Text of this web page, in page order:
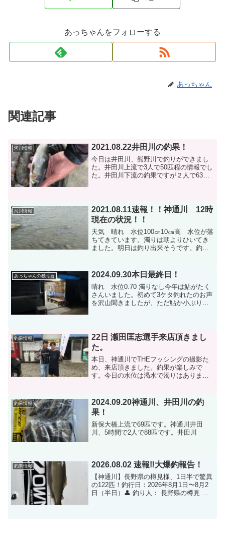
あっちゃんをフォローする
あっちゃん
関連記事
河川情報 2021.08.22井田川の釣果！
今日は井田川、熊野川で釣りができまし
た。井田川上流で3人で50匹程の情報でし
た。井田川下流の釣果ですが２人で63匹
河川情報
2021.08.11速報！！神通川 12時
現在の状況！！
天気 晴れ 水位100㎝10㎝高 水位が落
ちてきています。濁りは朝よりひいてき
ました。明日は釣り出来そうです。釣果
あっちゃんの独り言 2024.09.30本日最終日！
晴れ 水位0.70 濁りなし今年は鮎がたく
さんいました。初めて3ケタ釣れたのお声
を沢山聞きましたが、ただ鮎か小ぶりで
つもありがとう！...
釣果情報
22日 瀬田匡志選手来店頂きまし
た。
本日、神通川でTHEフッシングの撮影た
め、来店頂きました。釣果が楽しみで
す。今日の水位は渇水で濁りはありませ
す。お客様の情報ですが鮎がまだ追わな
いのかなぁ？とも言わ...
釣果情報
2024.09.20神通川、井田川の釣
果！
新保大橋上流で69匹です。神通川井田
川、5時間で2人で88匹です。井田川
釣果情報 2026.08.02 速報‼︎大爆釣報告！
【神通川】長野県の樽見様、1日半で驚異
の122匹！釣行日：2026年8月1日〜8月2
日（半日）👤 釣り人： 長野県の樽見 様